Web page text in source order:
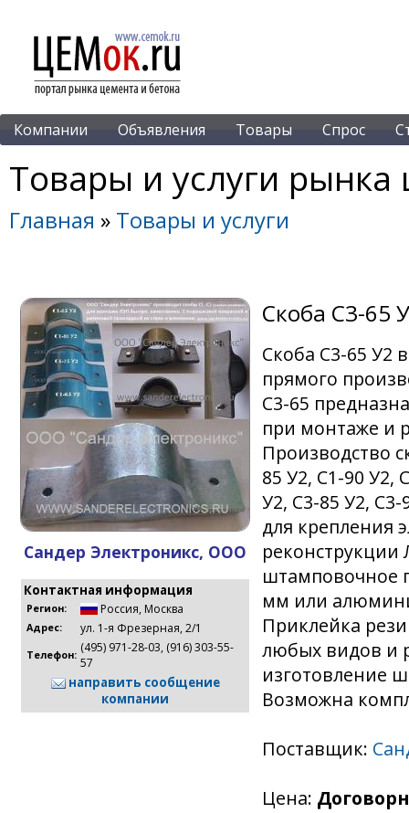
Компании Объявления Товары Спрос
Товары и услуги рынка
Главная » Товары и услуги
Сандер Электроникс, ООО
Контактная информация
Регион: Россия, Москва
Адрес: ул. 1-я Фрезерная, 2/1
Телефон: (495) 971-28-03, (916) 303-55-
57
направить сообщение
компании
Скоба С3-65
Скоба С3-65 У2
прямого
С3-65
при монтаже и
Производство
85 У2, С1-90 У2,
У2, С3-85 У2,
для крепления
штамповочное
мм или
Приклейка
любых видов и
изготовление
Возможна
Поставщик:
Цена: